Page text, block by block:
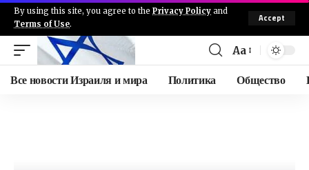
By using this site, you agree to the Privacy Policy and
Terms of Use.
Accept
Aa
Все новости Израиля и мира Политика Общество